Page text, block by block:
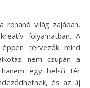
folyamatban. A
tervezők mind
nem csupán a
egy belső tér
és az új